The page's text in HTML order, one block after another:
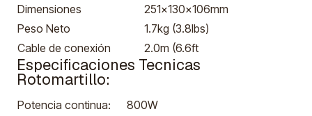
Dimensiones
251x130x106mm
Peso Neto
1.7kg (3.8lbs)
Cable de conexión
2.0m (6.6ft
Especificaciones Tecnicas
Rotomartillo:
Potencia continua: 800W